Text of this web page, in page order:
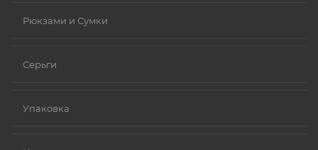
Рюкзами и Сумки
Серьги
Упаковка